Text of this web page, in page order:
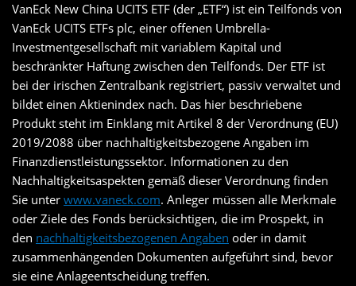
VanEck New China UCITS ETF (der „ETF“) ist ein Teilfonds von
VanEck UCITS ETFs plc, einer offenen Umbrella-
Investmentgesellschaft mit variablem Kapital und
beschränkter Haftung zwischen den Teilfonds. Der ETF ist
bei der irischen Zentralbank registriert, passiv verwaltet und
bildet einen Aktienindex nach. Das hier beschriebene
Produkt steht im Einklang mit Artikel 8 der Verordnung (EU)
2019/2088 über nachhaltigkeitsbezogene Angaben im
Finanzdienstleistungssektor. Informationen zu den
Nachhaltigkeitsaspekten gemäß dieser Verordnung finden
Sie unter www.vaneck.com. Anleger müssen alle Merkmale
oder Ziele des Fonds berücksichtigen, die im Prospekt, in
den nachhaltigkeitsbezogenen Angaben oder in damit
zusammenhängenden Dokumenten aufgeführt sind, bevor
sie eine Anlageentscheidung treffen.